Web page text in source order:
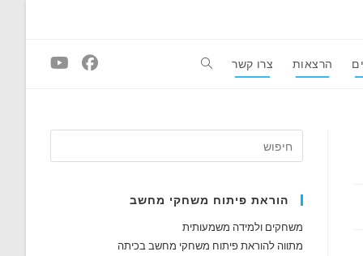
הרצאות צרו קשר Toggle
search
הוראת פיתוח משחקי מחשב
משחקים ולמידה משמעותית
מתווה להוראת פיתוח משחקי מחשב בכיתה